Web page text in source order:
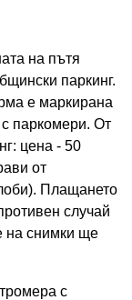
на пътя
паркинг.
е маркирана
паркомери. От
цена - 50
от
Плащането
случай
на снимки ще
с